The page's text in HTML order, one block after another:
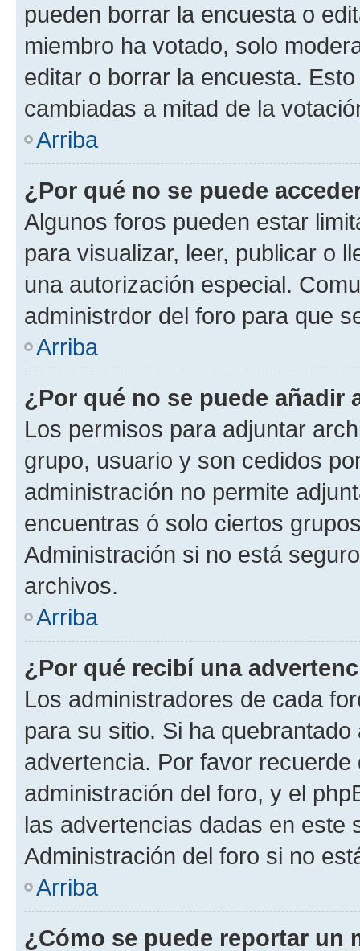
pueden borrar la encuesta o
miembro ha votado, solo
editar o borrar la encuesta.
cambiadas a mitad de la
Arriba
¿Por qué no se puede
Algunos foros pueden estar
para visualizar, leer, publicar o
una autorización especial.
administrdor del foro para que
Arriba
¿Por qué no se puede añadir
Los permisos para adjuntar
grupo, usuario y son cedidos
administración no permite
encuentras ó solo ciertos
Administración si no está
archivos.
Arriba
¿Por qué recibí una
Los administradores de cada
para su sitio. Si ha
advertencia. Por favor
administración del foro, y el
las advertencias dadas en este
Administración del foro si no
Arriba
¿Cómo se puede reportar un